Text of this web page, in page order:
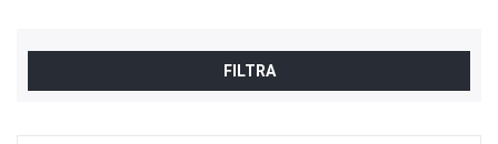
FILTRA